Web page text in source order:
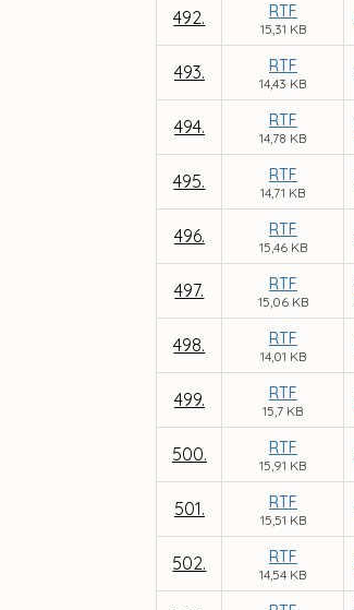
492. RTF
15,31 KB
493. RTF
14,43 KB
494. RTF
14,78 KB
495. RTF
14,71 KB
496. RTF
15,46 KB
497. RTF
15,06 KB
498. RTF
14,01 KB
499. RTF
15,7 KB
500. RTF
15,91 KB
501. RTF
15,51 KB
502. RTF
14,54 KB